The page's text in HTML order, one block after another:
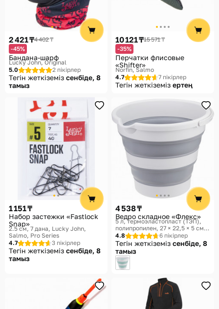
2 421 ₸4 402 ₸
-45%
Бандана-шарф
Lucky John, Original
5.0
2 пікірлер
Тегін жеткіземіз сенбіде, 8
тамыз
10 121 ₸15 571 ₸
-35%
Перчатки флисовые
«Shifter»
Norfin, Salmo
4.7
7 пікірлер
Тегін жеткіземіз ертең
1 151 ₸
Набор застежки «Fastlock
Snap»
2.5 см, 7 дана Lucky John,
Salmo, Pro Series
4.7
3 пікірлер
Тегін жеткіземіз сенбіде, 8
тамыз
4 538 ₸
Ведро складное «Флекс»
5 л, термоэластопласт (ТЭП),
полипропилен, 27 × 22,5 × 5 см
IDEA, Флекс
4.8 6 пікірлер
Тегін жеткіземіз сенбіде, 8
тамыз